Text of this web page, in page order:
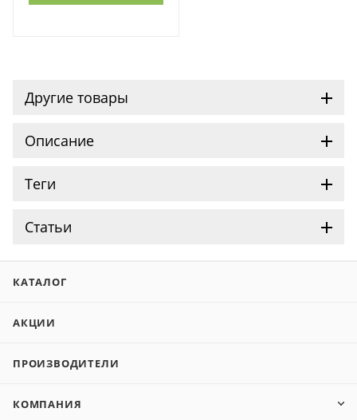
Другие товары
Описание
Теги
Статьи
КАТАЛОГ
АКЦИИ
ПРОИЗВОДИТЕЛИ
КОМПАНИЯ